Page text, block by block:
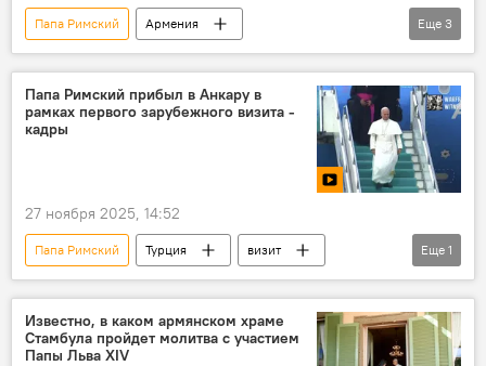
Папа Римский
Армения
Армянская Апостольская церковь
Видео
Стамбул
Еще 3
Папа Римский прибыл в Анкару в
рамках первого зарубежного визита -
кадры
27 ноября 2025, 14:52
Папа Римский Турция
визит
Видео
Еще 1
Известно, в каком армянском храме
Стамбула пройдет молитва с участием
Папы Льва XIV